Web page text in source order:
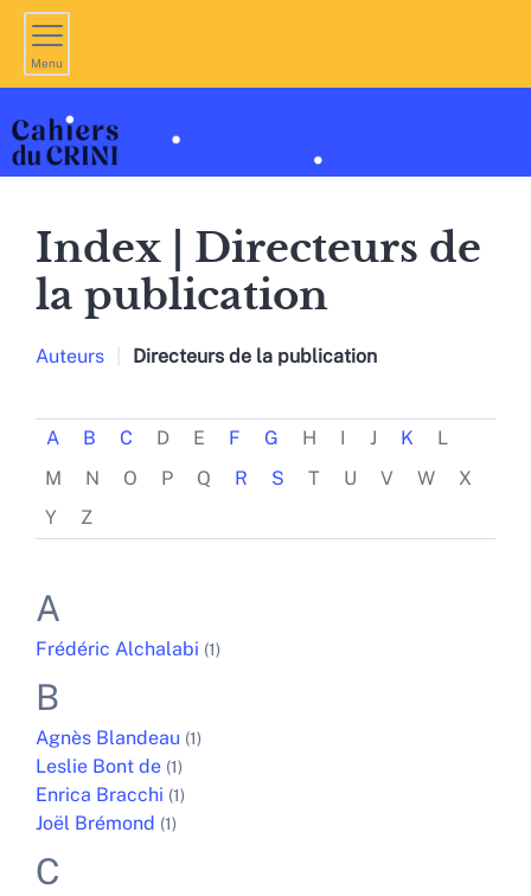
Menu
Index | Directeurs de
la publication
Auteurs Directeurs de la publication
A B C D E F G H I J K
L
M
N O P Q R S T U V W
X
Y
Z
A
Frédéric Alchalabi (1)
B
Agnès Blandeau (1)
Leslie Bont de (1)
Enrica Bracchi (1)
Joël Brémond (1)
C